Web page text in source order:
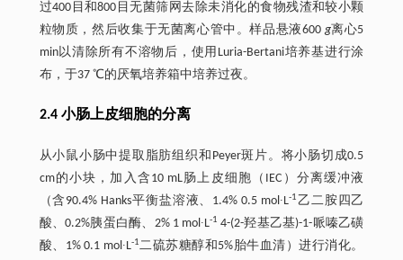
过400目和800目无菌筛网去除未消化的食物残渣和较小颗
粒物质，然后收集于无菌离心管中。样品悬液600 g离心5
min以清除所有不溶物后，使用Luria-Bertani培养基进行涂
布，于37 ℃的厌氧培养箱中培养过夜。
2.4 小肠上皮细胞的分离
从小鼠小肠中提取脂肪组织和Peyer斑片。将小肠切成0.5
cm的小块，加入含10 mL肠上皮细胞（IEC）分离缓冲液
（含90.4% Hanks平衡盐溶液、1.4% 0.5 mol∙L-1乙二胺四乙
酸、0.2%胰蛋白酶、2% 1 mol∙L-1 4-(2-羟基乙基)-1-哌嗪乙磺
酸、1% 0.1 mol∙L-1二硫苏糖醇和5%胎牛血清）进行消化。